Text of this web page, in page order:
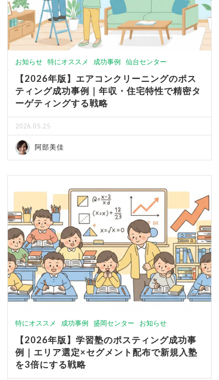
お知らせ 特にオススメ 成功事例 仙台センター
【2026年版】エアコンクリーニングのポス
ティング成功事例｜年収・住宅特性で精密タ
ーゲティングする戦略
2026.05.25
阿部美佳
特にオススメ 成功事例 盛岡センター お知らせ
【2026年版】学習塾のポスティング成功事
例｜エリア選定×セグメント配布で新規入塾
を3倍にする戦略